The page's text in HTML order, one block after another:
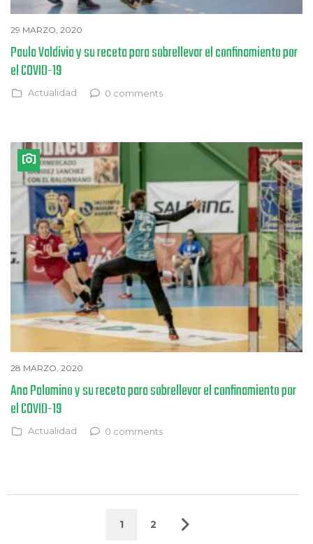
29 MARZO, 2020
Paula Valdivia y su receta para sobrellevar el confinamiento por
el COVID-19
Actualidad 0 comments
28 MARZO, 2020
Ana Palomino y su receta para sobrellevar el confinamiento por
el COVID-19
Actualidad 0 comments
1 2